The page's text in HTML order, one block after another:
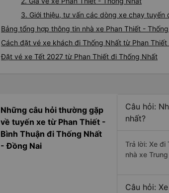
3. Giới thiệu, tư vấn các dòng xe chạy tuyến
Bảng tổng hợp thông tin nhà xe Phan Thiết -
Cách đặt vé xe khách đi Thống Nhất từ Phan
Đặt vé xe Tết 2027 từ Phan Thiết đi Thống Nhất
Những câu hỏi thường gặp
về tuyến xe từ Phan Thiết -
Bình Thuận đi Thống Nhất
- Đồng Nai
Câu hỏi:
nhất?
Trả lời: Xe đi
nhà xe
Câu hỏi: